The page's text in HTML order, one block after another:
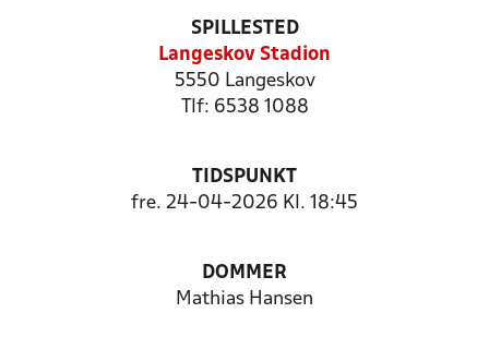
SPILLESTED
Langeskov Stadion
5550 Langeskov
Tlf: 6538 1088
TIDSPUNKT
fre. 24-04-2026 Kl. 18:45
DOMMER
Mathias Hansen